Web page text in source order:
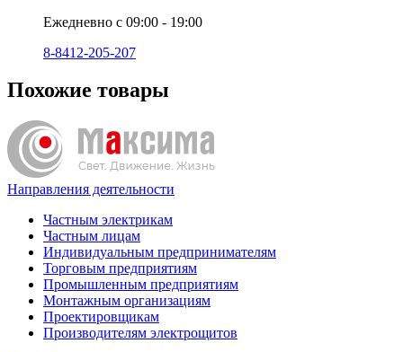
Ежедневно с 09:00 - 19:00
8-8412-205-207
Похожие товары
Направления деятельности
Частным электрикам
Частным лицам
Индивидуальным предпринимателям
Торговым предприятиям
Промышленным предприятиям
Монтажным организациям
Проектировщикам
Производителям электрощитов